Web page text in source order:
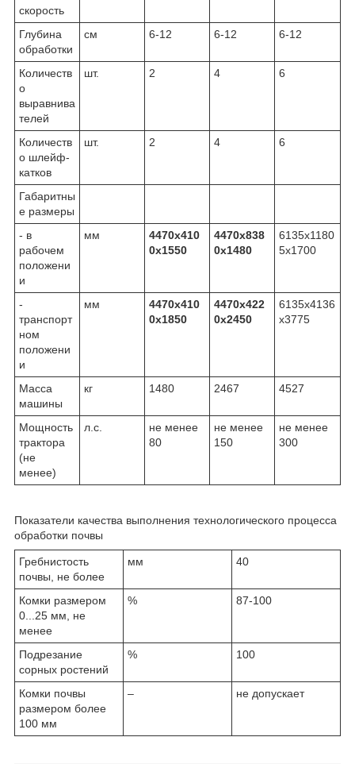
скорость
Глубина
обработки
см 6-12 6-12 6-12
Количеств
о
выравнива
телей
шт. 2 4 6
Количеств
о шлейф-
катков
шт. 2 4 6
Габаритны
е размеры
- в
рабочем
положени
и
мм
4470х410
0х1550
4470х838
0х1480
6135х1180
5х1700
-
транспорт
ном
положени
и
мм
4470х410
0х1850
4470х422
0х2450
6135х4136
х3775
Масса
машины
кг 1480 2467 4527
Мощность
трактора
(не
менее)
л.с.
не менее
80
не менее
150
не менее
300
Показатели качества выполнения технологического процесса
обработки почвы
Гребнистость
почвы, не более
мм 40
Комки размером
0...25 мм, не
менее
% 87-100
Подрезание
сорных ростений
% 100
Комки почвы
размером более
100 мм
– не допускает